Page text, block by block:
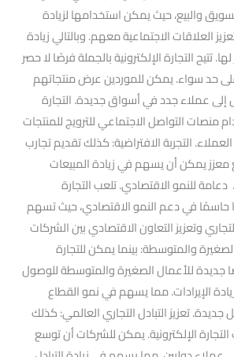
والبيع، حيث يمكن استخدامها لزيادة
العلاقات الاجتماعية معهم. وبالتالي زيادة
تتيح التجارة الإلكترونية بالجملة فرصًا لا حصر
حد سواء. يمكن للموردين عرض منتجاتهم
إلى عملاء جدد في أسواق جديدة. التجارة
منصات التواصل الاجتماعي للترويج للمنتجات
التجربة الافتراضية: كذلك تقديم تجارب
يمكن أن يسهم في زيادة المبيعات
للنمو الاقتصادي. تلعب التجارة
حاسمًا في دعم النمو الاقتصادي، حيث تسهم
وتعزيز التعاون الاقتصادي بين الشركات
والمتوسطة: بينما يمكن للتجارة
جديدة للأعمال الصغيرة والمتوسطة للوصول
الإيرادات. مما يسهم في نمو القطاع
تعزيز التبادل التجاري العالمي: كذلك
الإلكترونية. يمكن للشركات أن توسع